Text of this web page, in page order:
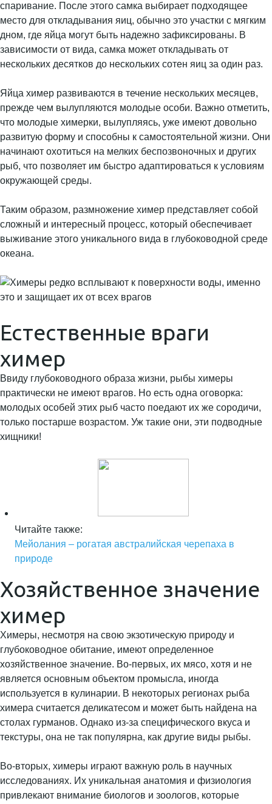
спаривание. После этого самка выбирает подходящее
место для откладывания яиц, обычно это участки с мягким
дном, где яйца могут быть надежно зафиксированы. В
зависимости от вида, самка может откладывать от
нескольких десятков до нескольких сотен яиц за один раз.
Яйца химер развиваются в течение нескольких месяцев,
прежде чем вылупляются молодые особи. Важно отметить,
что молодые химерки, вылупляясь, уже имеют довольно
развитую форму и способны к самостоятельной жизни. Они
начинают охотиться на мелких беспозвоночных и других
рыб, что позволяет им быстро адаптироваться к условиям
окружающей среды.
Таким образом, размножение химер представляет собой
сложный и интересный процесс, который обеспечивает
выживание этого уникального вида в глубоководной среде
океана.
Естественные враги
химер
Ввиду глубоководного образа жизни, рыбы химеры
практически не имеют врагов. Но есть одна оговорка:
молодых особей этих рыб часто поедают их же сородичи,
только постарше возрастом. Уж такие они, эти подводные
хищники!
Читайте также:
Мейолания – рогатая австралийская черепаха в
природе
Хозяйственное значение
химер
Химеры, несмотря на свою экзотическую природу и
глубоководное обитание, имеют определенное
хозяйственное значение. Во-первых, их мясо, хотя и не
является основным объектом промысла, иногда
используется в кулинарии. В некоторых регионах рыба
химера считается деликатесом и может быть найдена на
столах гурманов. Однако из-за специфического вкуса и
текстуры, она не так популярна, как другие виды рыбы.
Во-вторых, химеры играют важную роль в научных
исследованиях. Их уникальная анатомия и физиология
привлекают внимание биологов и зоологов, которые